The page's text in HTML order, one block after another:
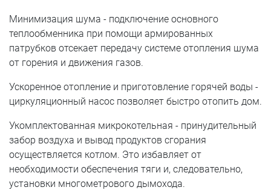
Минимизация шума - подключение основного
теплообменника при помощи армированных
патрубков отсекает передачу системе отопления шума
от горения и движения газов.
Ускоренное отопление и приготовление горячей воды -
циркуляционный насос позволяет быстро отопить дом.
Укомплектованная микрокотельная - принудительный
забор воздуха и вывод продуктов сгорания
осуществляется котлом. Это избавляет от
необходимости обеспечения тяги и, следовательно,
установки многометрового дымохода.